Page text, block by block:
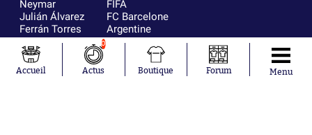
Neymar
Julián Álvarez
Ferrán Torres
Kilian Corredor
Franco
Mastantuono
Orel Mangala
FIFA
FC Barcelone
Argentine
Olympique
AS Monaco
RC Strasbourg
Accueil
0
Actus Boutique Forum Menu